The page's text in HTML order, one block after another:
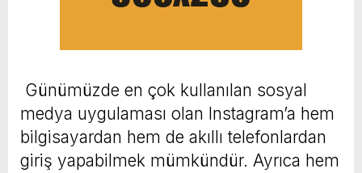
Günümüzde en çok kullanılan sosyal
medya uygulaması olan Instagram’a hem
bilgisayardan hem de akıllı telefonlardan
giriş yapabilmek mümkündür. Ayrıca hem